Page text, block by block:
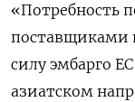
«Потребность
поставщиками
силу эмбарго
азиатском